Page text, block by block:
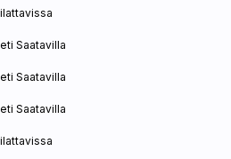
Tilattavissa
Heti Saatavilla
Heti Saatavilla
Heti Saatavilla
Tilattavissa